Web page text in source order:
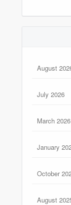
August
July 2026
March 2026
January
October
August